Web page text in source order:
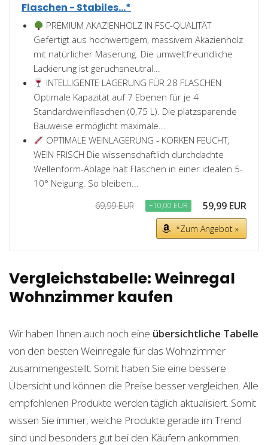
Flaschen - Stabiles...*
PREMIUM AKAZIENHOLZ IN FSC-QUALITÄT
Gefertigt aus hochwertigem, massivem Akazienholz
mit natürlicher Maserung. Die umweltfreundliche
Lackierung ist geruchsneutral...
INTELLIGENTE LAGERUNG FÜR 28 FLASCHEN
Optimale Kapazität auf 7 Ebenen für je 4
Standardweinflaschen (0,75 L). Die platzsparende
Bauweise ermöglicht maximale...
OPTIMALE WEINLAGERUNG - KORKEN FEUCHT,
WEIN FRISCH Die wissenschaftlich durchdachte
Wellenform-Ablage hält Flaschen in einer idealen 5-
10° Neigung. So bleiben...
69,99 EUR −10,00 EUR 59,99 EUR
*Zum Angebot »
Vergleichstabelle: Weinregal
Wohnzimmer kaufen
Wir haben Ihnen auch noch eine übersichtliche Tabelle
von den besten Weinregale für das Wohnzimmer
zusammengestellt. Somit haben Sie eine bessere
Übersicht und können die Preise besser vergleichen. Alle
empfohlenen Produkte werden täglich aktualisiert. Somit
wissen Sie immer, welche Produkte gerade im Trend
sind und besonders gut bei den Käufern ankommen.